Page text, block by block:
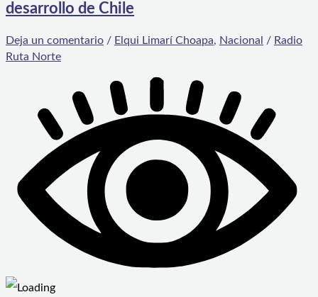
desarrollo de Chile
Deja un comentario / Elqui Limarí Choapa, Nacional / Radio
Ruta Norte